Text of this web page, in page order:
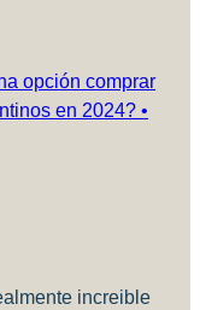
opción comprar
en 2024? •
increible